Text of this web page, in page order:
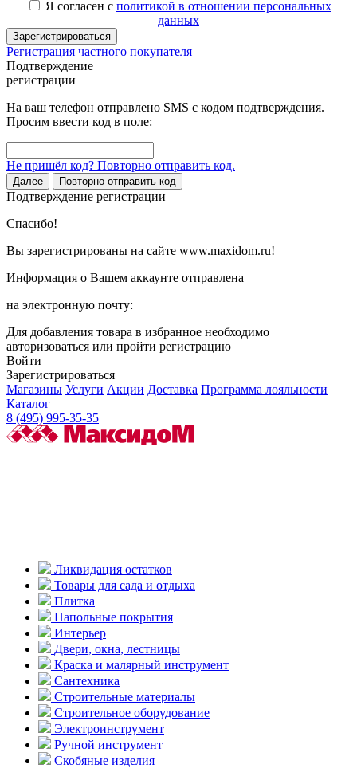
Я согласен с политикой в отношении персональных
данных
Зарегистрироваться
Регистрация частного покупателя
Подтверждение
регистрации
На ваш телефон отправлено SMS с кодом подтверждения.
Просим ввести код в поле:
Не пришёл код? Повторно отправить код.
Далее Повторно отправить код
Подтверждение регистрации
Спасибо!
Вы зарегистрированы на сайте www.maxidom.ru!
Информация о Вашем аккаунте отправлена
на электронную почту:
Для добавления товара в избранное необходимо
авторизоваться или пройти регистрацию
Войти
Зарегистрироваться
Магазины Услуги Акции Доставка Программа лояльности
Каталог
8 (495) 995-35-35
Ликвидация остатков
Товары для сада и отдыха
Плитка
Напольные покрытия
Интерьер
Двери, окна, лестницы
Краска и малярный инструмент
Сантехника
Строительные материалы
Строительное оборудование
Электроинструмент
Ручной инструмент
Скобяные изделия